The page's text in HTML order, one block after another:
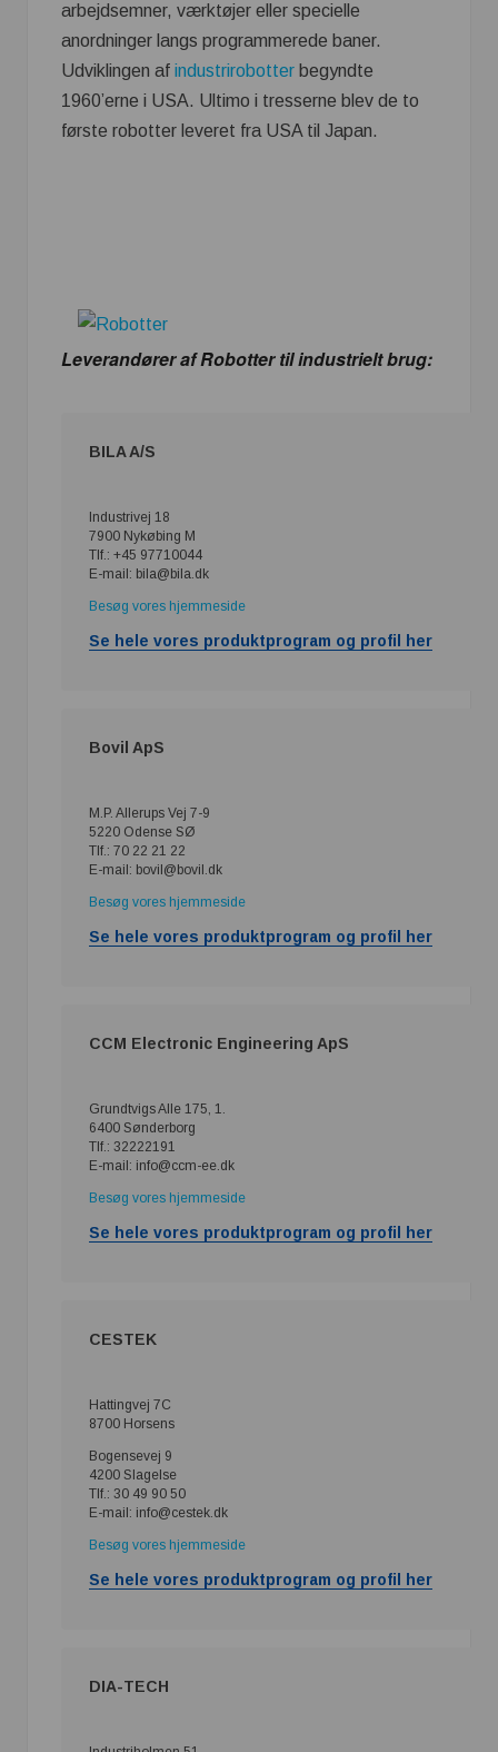
arbejdsemner, værktøjer eller specielle
anordninger langs programmerede baner.
Udviklingen af industrirobotter begyndte
1960’erne i USA. Ultimo i tresserne blev de to
første robotter leveret fra USA til Japan.
Leverandører af Robotter til industrielt brug:
BILA A/S
Industrivej 18
7900 Nykøbing M
Tlf.: +45 97710044
E-mail: bila@bila.dk
Besøg vores hjemmeside
Se hele vores produktprogram og profil her
Bovil ApS
M.P. Allerups Vej 7-9
5220 Odense SØ
Tlf.: 70 22 21 22
E-mail: bovil@bovil.dk
Besøg vores hjemmeside
Se hele vores produktprogram og profil her
CCM Electronic Engineering ApS
Grundtvigs Alle 175, 1.
6400 Sønderborg
Tlf.: 32222191
E-mail: info@ccm-ee.dk
Besøg vores hjemmeside
Se hele vores produktprogram og profil her
CESTEK
Hattingvej 7C
8700 Horsens
Bogensevej 9
4200 Slagelse
Tlf.: 30 49 90 50
E-mail: info@cestek.dk
Besøg vores hjemmeside
Se hele vores produktprogram og profil her
DIA-TECH